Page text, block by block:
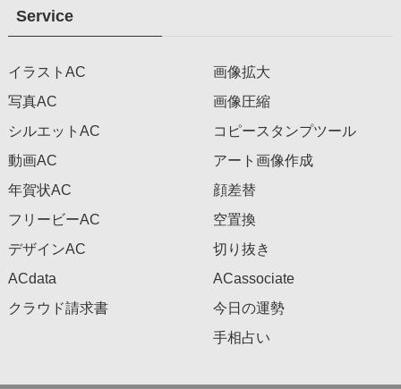
Service
イラストAC
写真AC
シルエットAC
動画AC
年賀状AC
フリービーAC
デザインAC
ACdata
クラウド請求書
画像拡大
画像圧縮
コピースタンプツール
アート画像作成
顔差替
空置換
切り抜き
ACassociate
今日の運勢
手相占い